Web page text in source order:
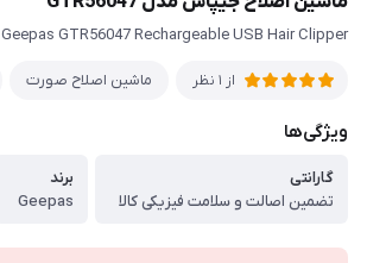
Geepas GTR56047 Rechargeable USB Hair Clipper
از 1 نظر ماشین اصلاح صورت
ویژگی‌ها
گارانتی
تضمین اصالت و سلامت فیزیکی کالا
برند
Geepas